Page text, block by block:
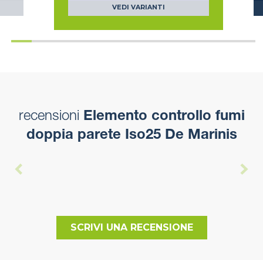
VEDI VARIANTI
recensioni Elemento controllo fumi
doppia parete Iso25 De Marinis
SCRIVI UNA RECENSIONE